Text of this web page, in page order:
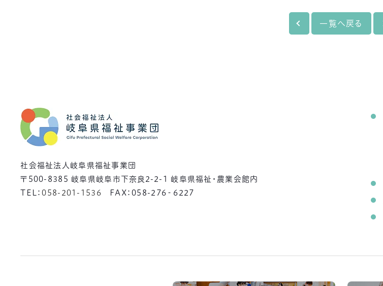
一覧へ戻る
社会福祉法人岐阜県福祉事業団
〒500-8385 岐阜県岐阜市下奈良2-2-1 岐阜県福祉・農業会館内
TEL：058-201-1536 FAX：058-276‐6227